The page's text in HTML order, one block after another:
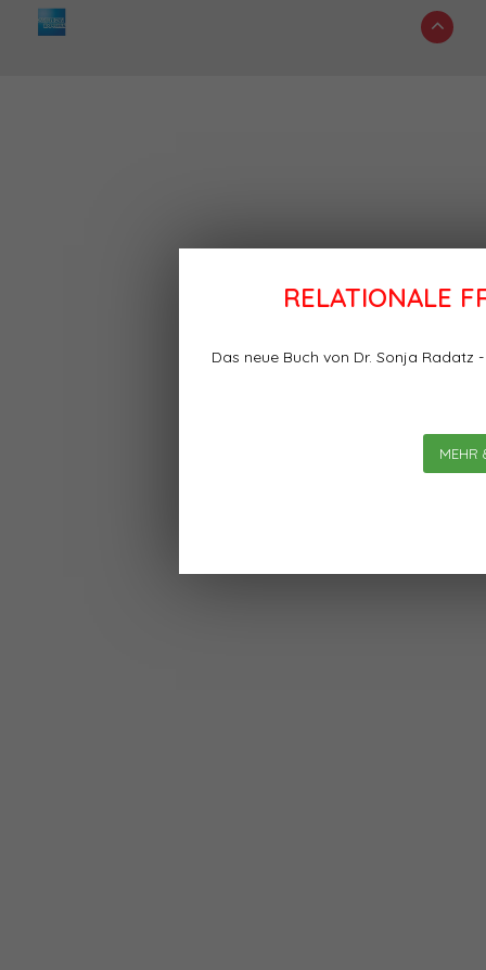
RELATIONALE
Das neue Buch von Dr. Sonja Radatz
MEHR